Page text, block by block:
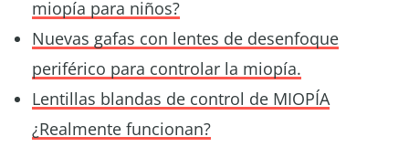
miopía para niños?
Nuevas gafas con lentes de desenfoque
periférico para controlar la miopía.
Lentillas blandas de control de MIOPÍA
¿Realmente funcionan?